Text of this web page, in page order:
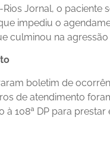
Jornal, o paciente
impediu o
culminou na
boletim de
de atendimento
108ª DP para